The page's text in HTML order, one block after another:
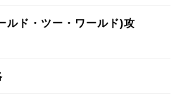
ド・ツー・ワールド)攻